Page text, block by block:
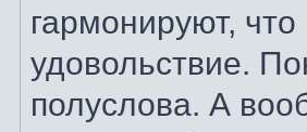
гармонируют,
удовольствие.
полуслова. А